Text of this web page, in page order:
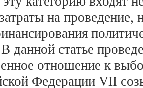
на проведение,
данной статье
отношение к
Федерации VII